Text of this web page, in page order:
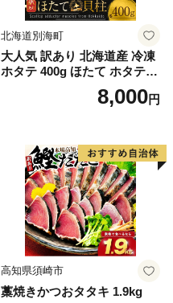
北海道別海町
大人気 訳あり 北海道産 冷凍
ホタテ 400g ほたて ホタテ
8,000円
高知県須崎市
藁焼きかつおタタキ 1.9kg